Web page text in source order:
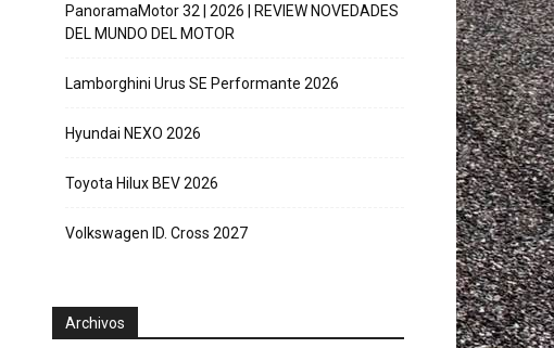
PanoramaMotor 32 | 2026 | REVIEW NOVEDADES
DEL MUNDO DEL MOTOR
Lamborghini Urus SE Performante 2026
Hyundai NEXO 2026
Toyota Hilux BEV 2026
Volkswagen ID. Cross 2027
Archivos